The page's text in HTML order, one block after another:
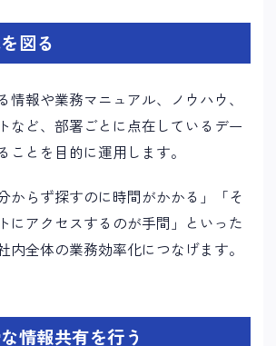
図る
情報や業務マニュアル、ノウハウ、
など、部署ごとに点在しているデー
ことを目的に運用します。
からず探すのに時間がかかる」「そ
にアクセスするのが手間」といった
内全体の業務効率化につなげます。
情報共有を行う